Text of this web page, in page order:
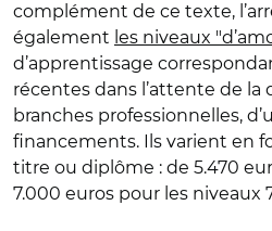
complément de ce texte,
également les niveaux
d’apprentissage
récentes dans l’attente de la
branches professionnelles,
financements. Ils varient en
titre ou diplôme : de 5.470
7.000 euros pour les niveaux